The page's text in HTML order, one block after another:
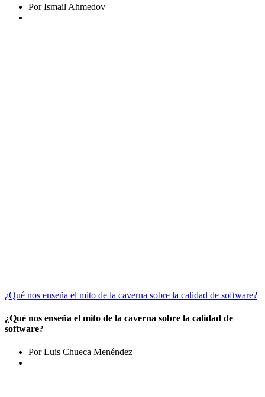
Por Ismail Ahmedov
¿Qué nos enseña el mito de la caverna sobre la calidad de software?
¿Qué nos enseña el mito de la caverna sobre la calidad de
software?
Por Luis Chueca Menéndez